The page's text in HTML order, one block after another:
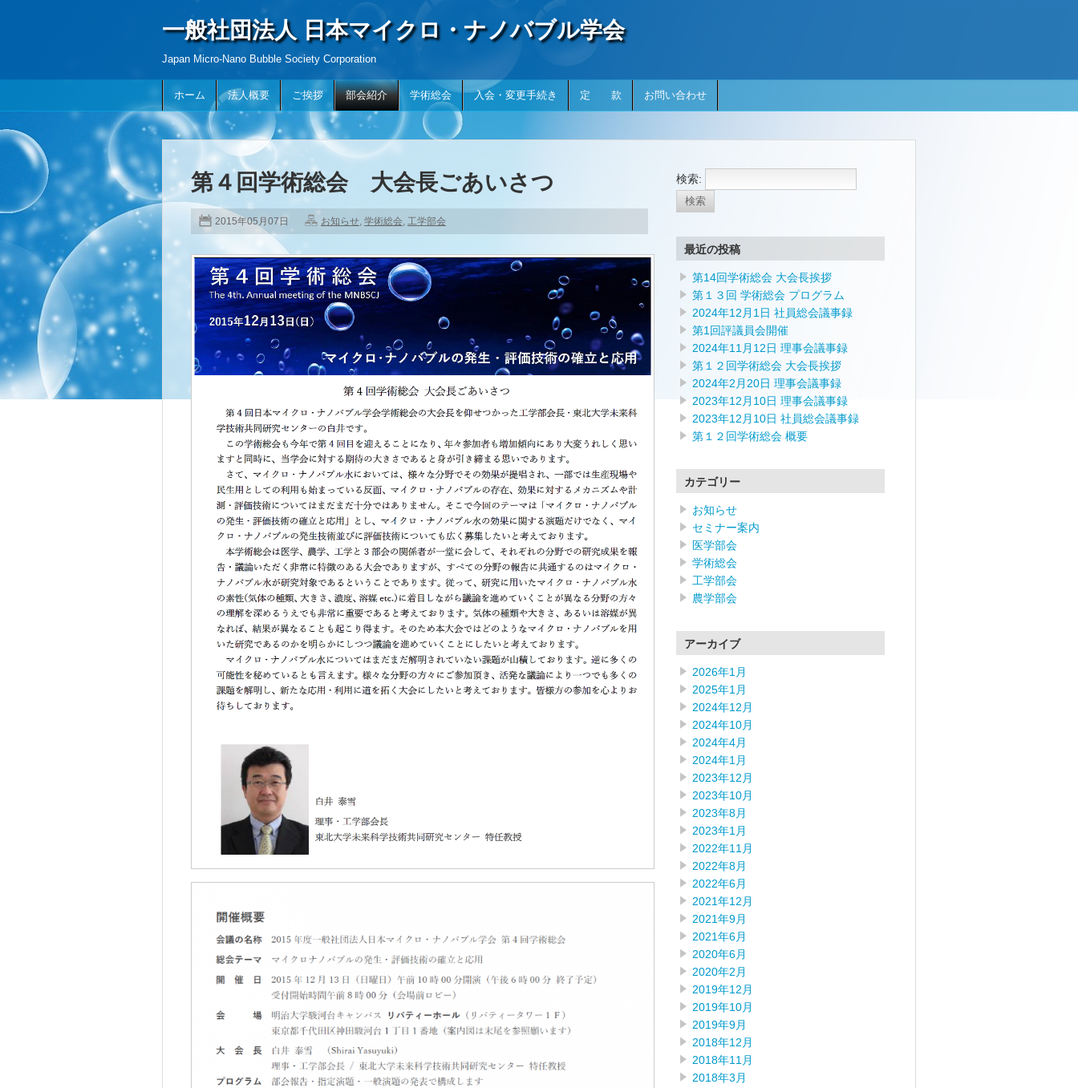
一般社団法人 日本マイクロ・ナノバブル学会
Japan Micro-Nano Bubble Society Corporation
ホーム 法人概要 ご挨拶 部会紹介 学術総会 入会・変更手続き 定 款 お問い合わせ
第４回学術総会 大会長ごあいさつ
2015年05月07日 お知らせ, 学術総会, 工学部会
検索:
最近の投稿
第14回学術総会 大会長挨拶
第１３回 学術総会 プログラム
2024年12月1日 社員総会議事録
第1回評議員会開催
2024年11月12日 理事会議事録
第１２回学術総会 大会長挨拶
2024年2月20日 理事会議事録
2023年12月10日 理事会議事録
2023年12月10日 社員総会議事録
第１２回学術総会 概要
カテゴリー
お知らせ
セミナー案内
医学部会
学術総会
工学部会
農学部会
アーカイブ
2026年1月
2025年1月
2024年12月
2024年10月
2024年4月
2024年1月
2023年12月
2023年10月
2023年8月
2023年1月
2022年11月
2022年8月
2022年6月
2021年12月
2021年9月
2021年6月
2020年6月
2020年2月
2019年12月
2019年10月
2019年9月
2018年12月
2018年11月
2018年3月